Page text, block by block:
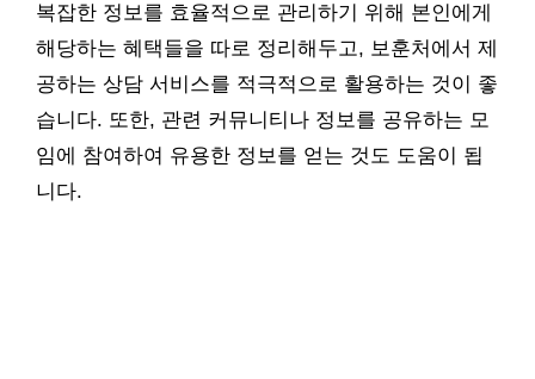
복잡한 정보를 효율적으로 관리하기 위해 본인에게
해당하는 혜택들을 따로 정리해두고, 보훈처에서 제
공하는 상담 서비스를 적극적으로 활용하는 것이 좋
습니다. 또한, 관련 커뮤니티나 정보를 공유하는 모
임에 참여하여 유용한 정보를 얻는 것도 도움이 됩
니다.